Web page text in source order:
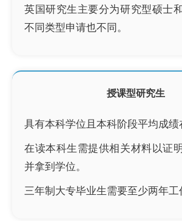
英国研究生主要分为研究型硕士
不同类型申请也不同。
授课型研究生
具有本科学位且本科阶段平均成绩
在读本科生需提供相关材料以证
并拿到学位。
三年制大专毕业生需要至少两年工